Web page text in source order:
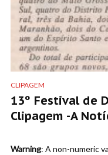
CLIPAGEM
13º Festival de
Clipagem -A
Warning: A non-numeric